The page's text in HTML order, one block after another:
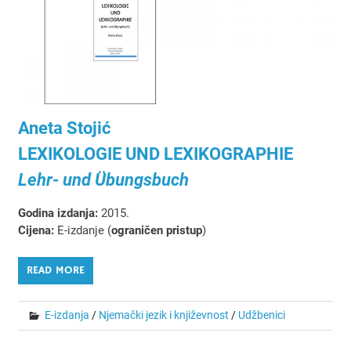
Aneta Stojić
LEXIKOLOGIE UND LEXIKOGRAPHIE
Lehr- und Übungsbuch
Godina izdanja:2015.
Cijena:E-izdanje (ograničen pristup)
READ MORE
E-izdanja / Njemački jezik i književnost / Udžbenici